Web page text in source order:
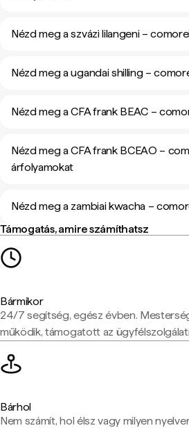
Nézd meg a szvázi lilangeni –
Nézd meg a ugandai shilling –
Nézd meg a CFA frank BEAC –
Nézd meg a CFA frank BCEAO –
árfolyamokat
Nézd meg a zambiai kwacha –
Támogatás, amire számíthatsz
Bármikor
24/7 segítség, egész évben.
működik, támogatott az
Bárhol
Nem számít, hol élsz vagy milyen